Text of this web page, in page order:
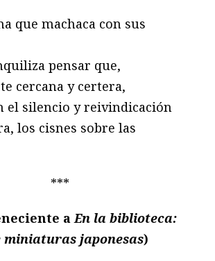
que machaca con sus
pensar que,
cercana y certera,
el silencio y reivindicación
los cisnes sobre las
***
aEn la biblioteca:
japonesas)